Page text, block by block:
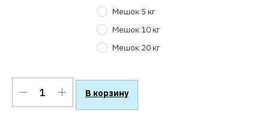
Мешок 5 кг
Мешок 10 кг
Мешок 20 кг
В корзину